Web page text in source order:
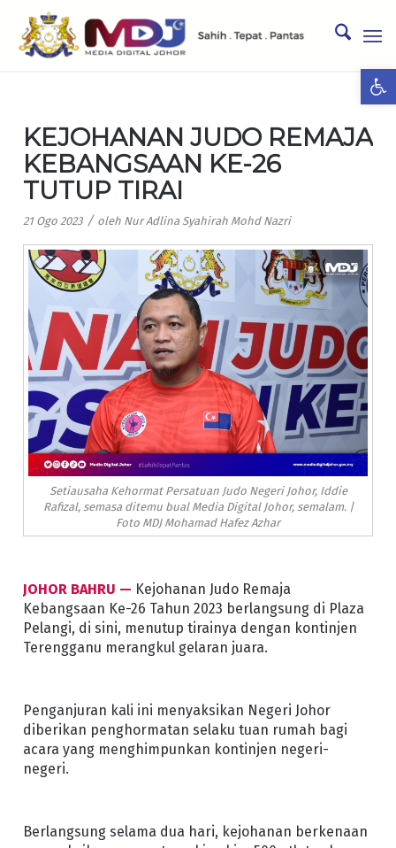
KEJOHANAN JUDO REMAJA
KEBANGSAAN KE-26
TUTUP TIRAI
21 Ogo 2023 / oleh Nur Adlina Syahirah Mohd Nazri
Setiausaha Kehormat Persatuan Judo Negeri Johor, Iddie
Rafizal, semasa ditemu bual Media Digital Johor, semalam. |
Foto MDJ Mohamad Hafez Azhar
JOHOR BAHRU — Kejohanan Judo Remaja
Kebangsaan Ke-26 Tahun 2023 berlangsung di Plaza
Pelangi, di sini, menutup tirainya dengan kontinjen
Terengganu merangkul gelaran juara.
Penganjuran kali ini menyaksikan Negeri Johor
diberikan penghormatan selaku tuan rumah bagi
acara yang menghimpunkan kontinjen negeri-
negeri.
Berlangsung selama dua hari, kejohanan berkenaan